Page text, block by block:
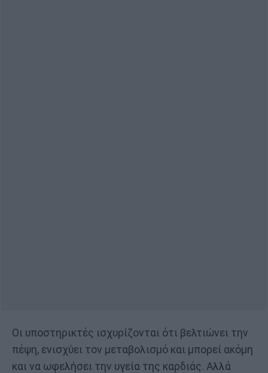
Οι υποστηρικτές ισχυρίζονται ότι βελτιώνει την
πέψη, ενισχύει τον μεταβολισμό και μπορεί ακόμη
και να ωφελήσει την υγεία της καρδιάς. Αλλά